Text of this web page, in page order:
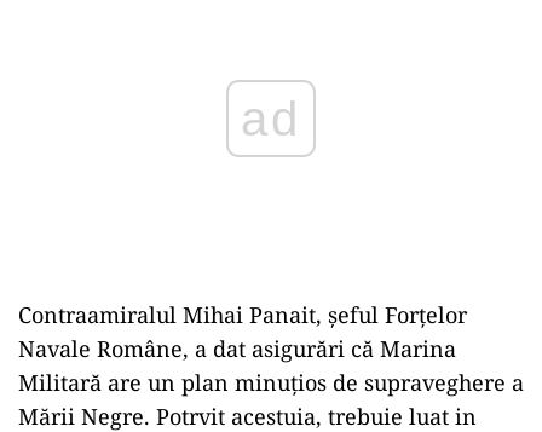
Contraamiralul Mihai Panait, șeful Forțelor
Navale Române, a dat asigurări că Marina
Militară are un plan minuțios de supraveghere a
Mării Negre. Potrvit acestuia, trebuie luat in